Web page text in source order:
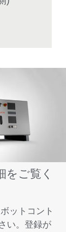
をご覧く
ットコント
い。登録が